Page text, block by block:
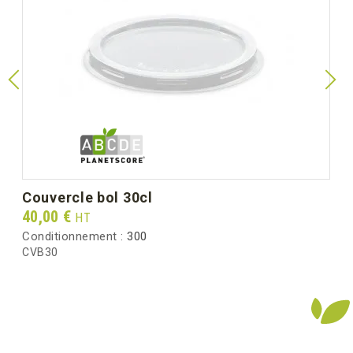
(dimension unitaire)
10.5
Poids brut au carton (kg)
couvercle bol 30cl
Prix
40,00 € HT
Conditionnement : 300
CVB30